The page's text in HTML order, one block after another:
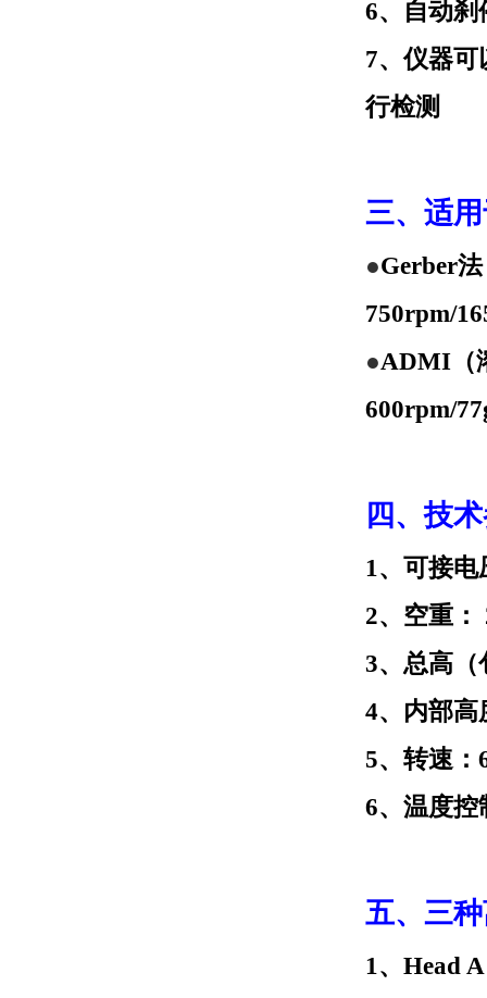
6、自动刹
7、仪器
行检测
三、适
●Gerber
750rpm/
●ADMI
600rpm/
四、技
1、可接电
2、空重：
3、总高（
4、内部高
5、转速：
6、温度
五、三
1、Head A